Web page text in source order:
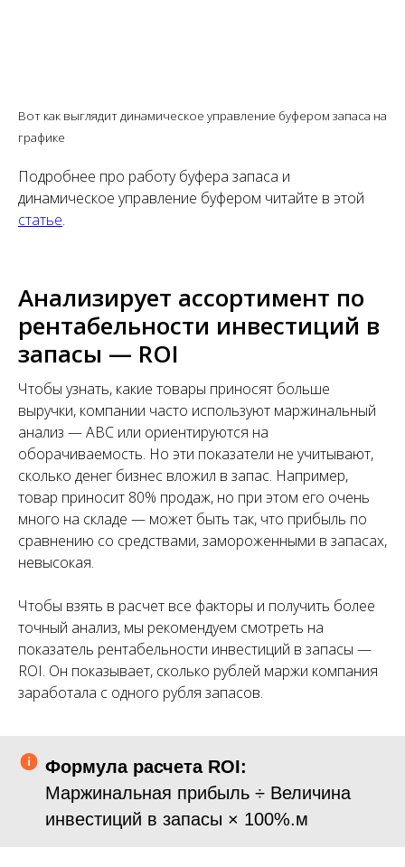
Вот как выглядит динамическое управление буфером запаса на
графике
Подробнее про работу буфера запаса и
динамическое управление буфером читайте в этой
статье.
Анализирует ассортимент по
рентабельности инвестиций в
запасы — ROI
Чтобы узнать, какие товары приносят больше
выручки, компании часто используют маржинальный
анализ — ABC или ориентируются на
оборачиваемость. Но эти показатели не учитывают,
сколько денег бизнес вложил в запас. Например,
товар приносит 80% продаж, но при этом его очень
много на складе — может быть так, что прибыль по
сравнению со средствами, замороженными в запасах,
невысокая.
Чтобы взять в расчет все факторы и получить более
точный анализ, мы рекомендуем смотреть на
показатель рентабельности инвестиций в запасы —
ROI. Он показывает, сколько рублей маржи компания
заработала с одного рубля запасов.
Формула расчета ROI:
Маржинальная прибыль ÷ Величина
инвестиций в запасы × 100%.м